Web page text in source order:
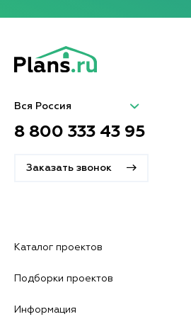
Вся Россия
8 800 333 43 95
Заказать звонок
Каталог проектов
Подборки проектов
Информация